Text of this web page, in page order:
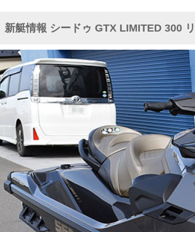
新艇情報 シードゥ GTX LIMITED 300